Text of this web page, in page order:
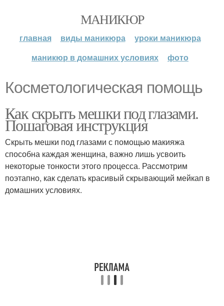
МАНИКЮР
главная виды маникюра
уроки маникюра
маникюр в домашних условиях
фото
Косметологическая помощь
Как скрыть мешки под глазами.
Пошаговая инструкция
Скрыть мешки под глазами с помощью макияжа
способна каждая женщина, важно лишь усвоить
некоторые тонкости этого процесса. Рассмотрим
поэтапно, как сделать красивый скрывающий мейкап в
домашних условиях.